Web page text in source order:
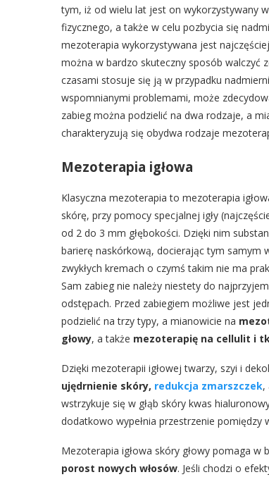
tym, iż od wielu lat jest on wykorzystywany
fizycznego, a także w celu pozbycia się
mezoterapia wykorzystywana jest
można w bardzo skuteczny sposób walczyć
czasami stosuje się ją w przypadku
wspomnianymi problemami, może
zabieg można podzielić na dwa rodzaje, a
charakteryzują się obydwa rodzaje
Mezoterapia igłowa
Klasyczna mezoterapia to mezoterapia
skórę, przy pomocy specjalnej igły
od 2 do 3 mm głębokości. Dzięki nim
barierę naskórkową, docierając tym samym
zwykłych kremach o czymś takim nie ma
Sam zabieg nie należy niestety do
odstępach. Przed zabiegiem możliwe jest
podzielić na trzy typy, a mianowicie na
głowy, a także mezoterapię na cellulit i
Dzięki mezoterapii igłowej twarzy, szyi i
ujędrnienie skóry, redukcja zmarszczek,
wstrzykuje się w głąb skóry kwas
dodatkowo wypełnia przestrzenie pomiędzy
Mezoterapia igłowa skóry głowy pomaga w
porost nowych włosów. Jeśli chodzi o